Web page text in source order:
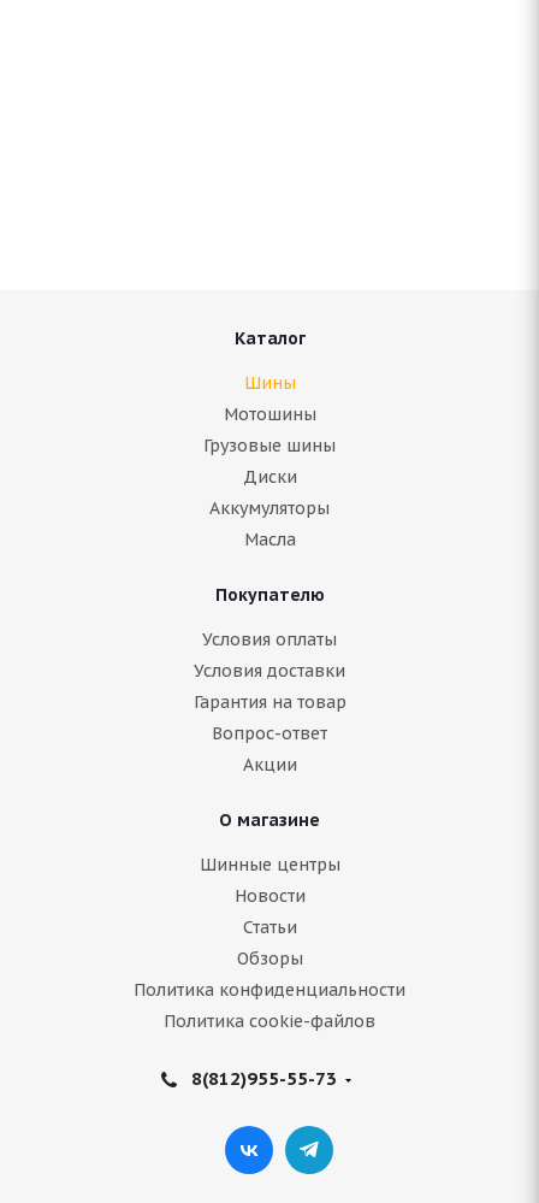
ARIVO Carlorful A/S 215/55 R16 97V
В наличии (менее 4 шт.)
Каталог
Шины
Мотошины
Грузовые шины
Диски
Аккумуляторы
Масла
Покупателю
Условия оплаты
Условия доставки
Гарантия на товар
Вопрос-ответ
Акции
О магазине
Шинные центры
Новости
Статьи
Обзоры
Политика конфиденциальности
Политика cookie-файлов
8(812)955-55-73